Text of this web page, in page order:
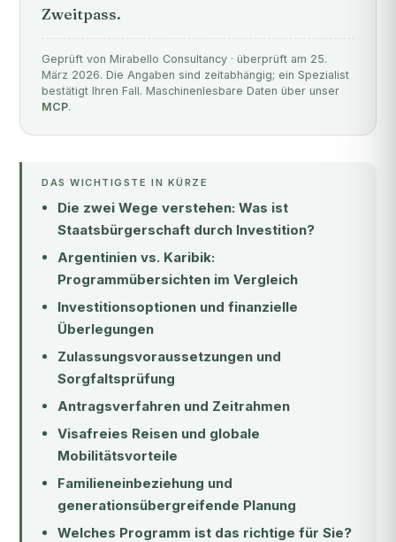
Zweitpass.
Geprüft von Mirabello Consultancy · überprüft am 25.
März 2026. Die Angaben sind zeitabhängig; ein Spezialist
bestätigt Ihren Fall. Maschinenlesbare Daten über unser
MCP.
DAS WICHTIGSTE IN KÜRZE
Die zwei Wege verstehen: Was ist
Staatsbürgerschaft durch Investition?
Argentinien vs. Karibik:
Programmübersichten im Vergleich
Investitionsoptionen und finanzielle
Überlegungen
Zulassungsvoraussetzungen und
Sorgfaltsprüfung
Antragsverfahren und Zeitrahmen
Visafreies Reisen und globale
Mobilitätsvorteile
Familieneinbeziehung und
generationsübergreifende Planung
Welches Programm ist das richtige für Sie?